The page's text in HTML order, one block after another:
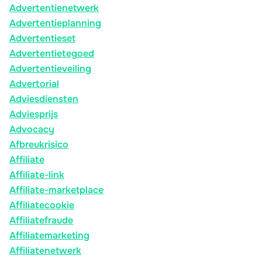
Advertentienetwerk
Advertentieplanning
Advertentieset
Advertentietegoed
Advertentieveiling
Advertorial
Adviesdiensten
Adviesprijs
Advocacy
Afbreukrisico
Affiliate
Affiliate-link
Affiliate-marketplace
Affiliatecookie
Affiliatefraude
Affiliatemarketing
Affiliatenetwerk